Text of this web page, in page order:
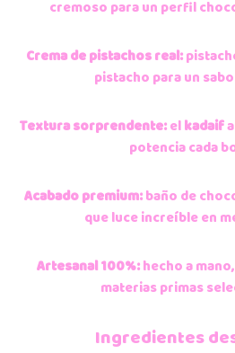
cremoso para un perfil
Crema de pistachos real:
pistacho para un
Textura sorprendente:elkadaif
potencia cada
Acabado premium:baño de
que luce increíble en
Artesanal 100%:hecho a
materias primas
Ingredientes